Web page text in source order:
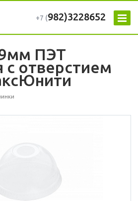
+7 (982)3228652
ПЭТ
с отверстием